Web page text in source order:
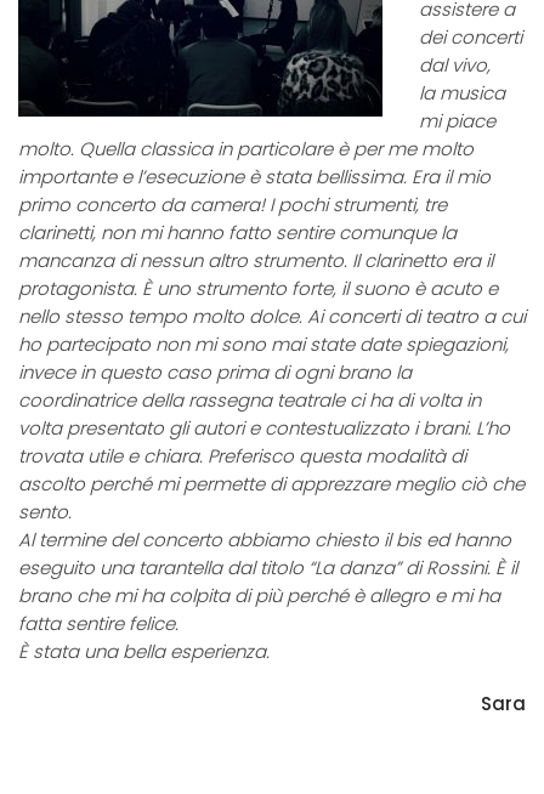
assistere a
dei concerti
dal vivo,
lamusica
mi piace
molto. Quella classica in particolare è per me molto
importante e l’esecuzione è stata bellissima. Era il mio
primo concerto da camera! I pochi strumenti, tre
clarinetti, non mi hanno fatto sentire comunque la
mancanza di nessun altro strumento. Il clarinetto era il
protagonista. È uno strumento forte, il suono è acuto e
nello stesso tempo molto dolce.Ai concerti di teatro a cui
ho partecipato non mi sono mai state date spiegazioni,
invece in questo caso prima di ogni brano la
coordinatrice della rassegna teatrale ci ha di volta in
volta presentato gli autori e contestualizzato i brani. L’ho
trovata utile e chiara. Preferisco questa modalità di
ascolto perché mi permette di apprezzare meglio ciò che
sento.
Al termine del concerto abbiamo chiesto il bis ed hanno
eseguito una tarantella dal titolo “La danza” di Rossini. È il
brano che mi ha colpita di più perché è allegro e mi ha
fatta sentire felice.
È stata una bella esperienza.
Sara